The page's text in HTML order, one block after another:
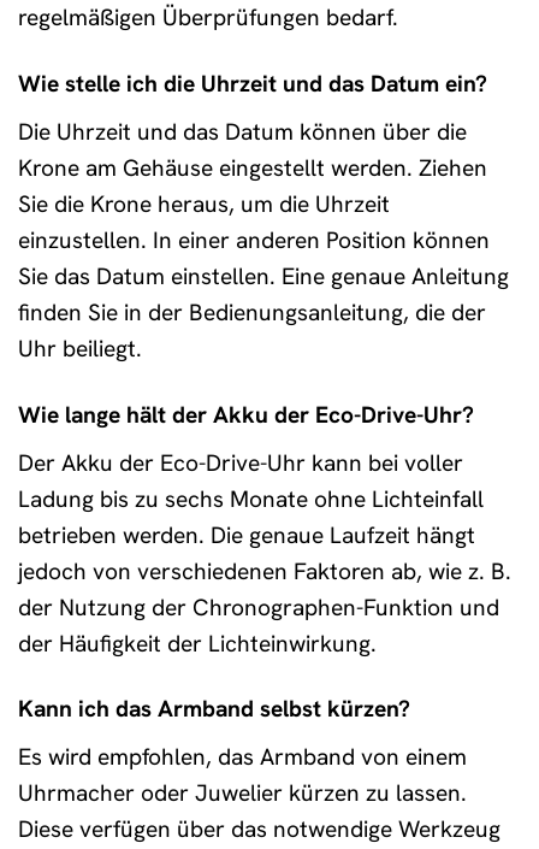
regelmäßigen Überprüfungen bedarf.
Wie stelle ich die Uhrzeit und das Datum ein?
Die Uhrzeit und das Datum können über die
Krone am Gehäuse eingestellt werden. Ziehen
Sie die Krone heraus, um die Uhrzeit
einzustellen. In einer anderen Position können
Sie das Datum einstellen. Eine genaue Anleitung
finden Sie in der Bedienungsanleitung, die der
Uhr beiliegt.
Wie lange hält der Akku der Eco-Drive-Uhr?
Der Akku der Eco-Drive-Uhr kann bei voller
Ladung bis zu sechs Monate ohne Lichteinfall
betrieben werden. Die genaue Laufzeit hängt
jedoch von verschiedenen Faktoren ab, wie z. B.
der Nutzung der Chronographen-Funktion und
der Häufigkeit der Lichteinwirkung.
Kann ich das Armband selbst kürzen?
Es wird empfohlen, das Armband von einem
Uhrmacher oder Juwelier kürzen zu lassen.
Diese verfügen über das notwendige Werkzeug